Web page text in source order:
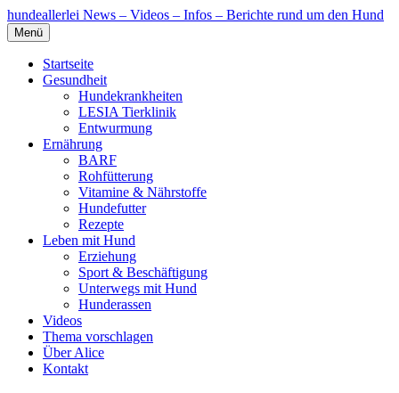
hundeallerlei News – Videos – Infos – Berichte rund um den Hund
Menü
Startseite
Gesundheit
Hundekrankheiten
LESIA Tierklinik
Entwurmung
Ernährung
BARF
Rohfütterung
Vitamine & Nährstoffe
Hundefutter
Rezepte
Leben mit Hund
Erziehung
Sport & Beschäftigung
Unterwegs mit Hund
Hunderassen
Videos
Thema vorschlagen
Über Alice
Kontakt